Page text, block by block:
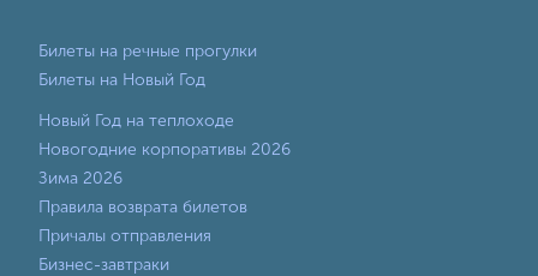
Билеты на речные прогулки
Билеты на Новый Год
Новый Год на теплоходе
Новогодние корпоративы 2026
Зима 2026
Правила возврата билетов
Причалы отправления
Бизнес-завтраки